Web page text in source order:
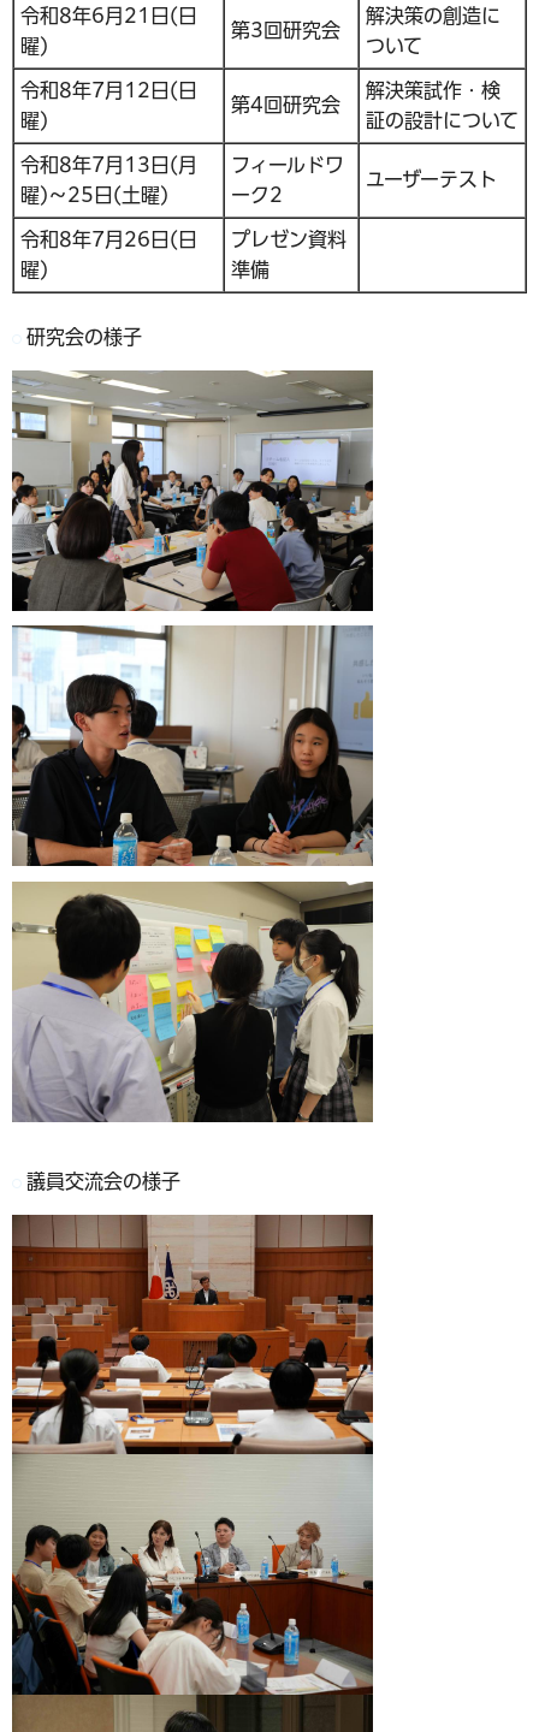
令和8年6月21日(日
曜)
第3回研究会
解決策の創造に
ついて
令和8年7月12日(日
曜)
第4回研究会
解決策試作・検
証の設計について
令和8年7月13日(月
曜)～25日(土曜)
フィールドワ
ーク2
ユーザーテスト
令和8年7月26日(日
曜)
プレゼン資料
準備
研究会の様子
議員交流会の様子